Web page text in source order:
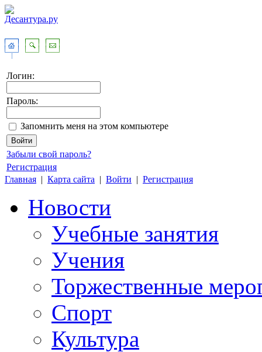
Логин:
Пароль:
Запомнить меня на этом компьютере
Забыли свой пароль?
Регистрация
Главная | Карта сайта | Войти | Регистрация
Новости
Учебные занятия
Учения
Торжественные
Спорт
Культура